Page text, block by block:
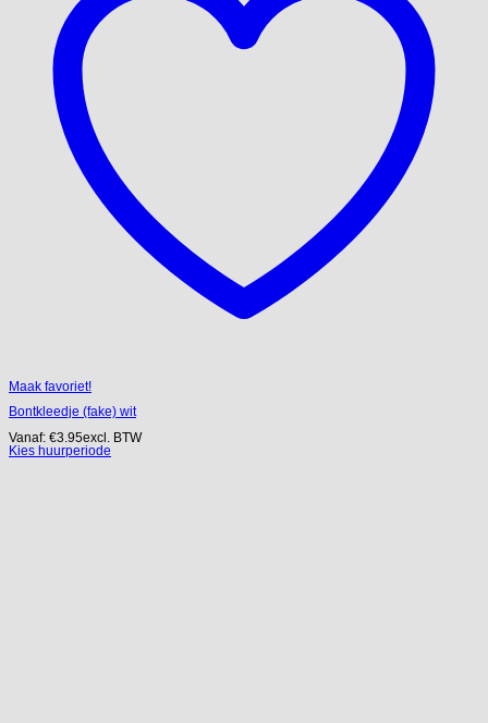
Maak favoriet!
Bontkleedje (fake) wit
Vanaf: €3.95excl. BTW
Kies huurperiode